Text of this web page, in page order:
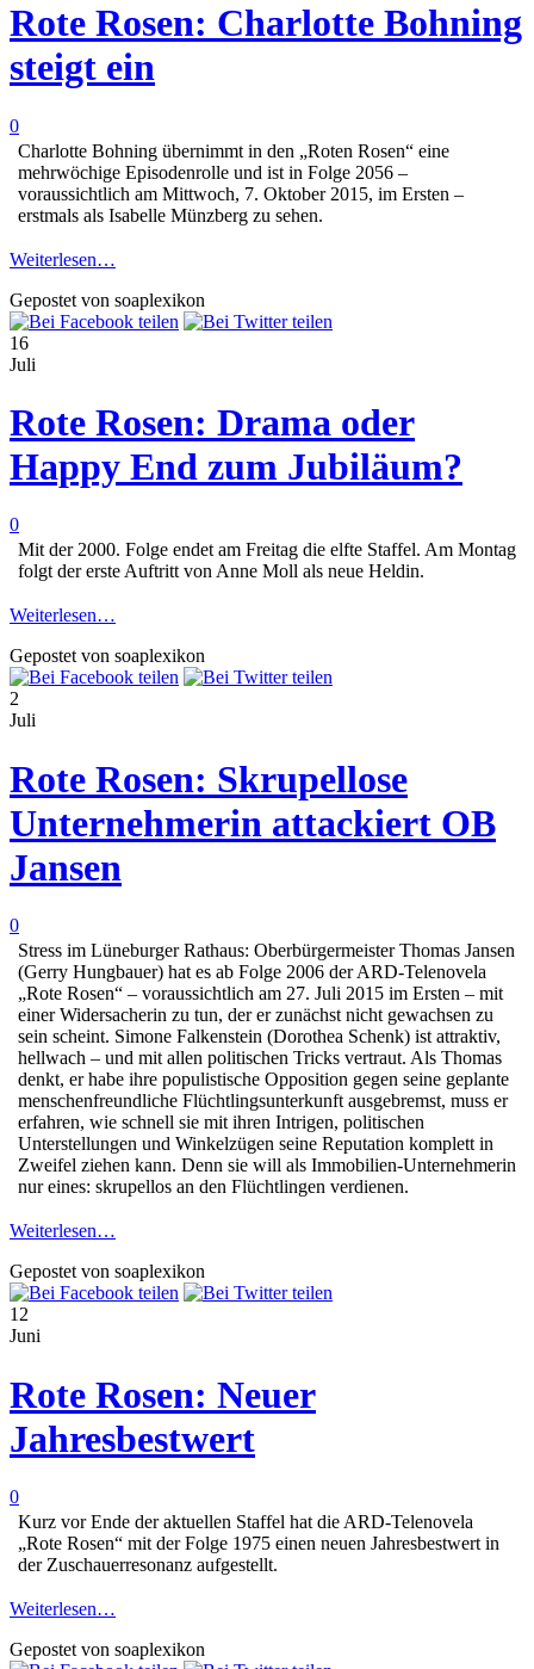
Rote Rosen: Charlotte Bohning
steigt ein
0
Charlotte Bohning übernimmt in den „Roten Rosen“ eine
mehrwöchige Episodenrolle und ist in Folge 2056 –
voraussichtlich am Mittwoch, 7. Oktober 2015, im Ersten –
erstmals als Isabelle Münzberg zu sehen.
Weiterlesen…
Gepostet von soaplexikon
16
Juli
Rote Rosen: Drama oder
Happy End zum Jubiläum?
0
Mit der 2000. Folge endet am Freitag die elfte Staffel. Am Montag
folgt der erste Auftritt von Anne Moll als neue Heldin.
Weiterlesen…
Gepostet von soaplexikon
2
Juli
Rote Rosen: Skrupellose
Unternehmerin attackiert OB
Jansen
0
Stress im Lüneburger Rathaus: Oberbürgermeister Thomas Jansen
(Gerry Hungbauer) hat es ab Folge 2006 der ARD-Telenovela
„Rote Rosen“ – voraussichtlich am 27. Juli 2015 im Ersten – mit
einer Widersacherin zu tun, der er zunächst nicht gewachsen zu
sein scheint. Simone Falkenstein (Dorothea Schenk) ist attraktiv,
hellwach – und mit allen politischen Tricks vertraut. Als Thomas
denkt, er habe ihre populistische Opposition gegen seine geplante
menschenfreundliche Flüchtlingsunterkunft ausgebremst, muss er
erfahren, wie schnell sie mit ihren Intrigen, politischen
Unterstellungen und Winkelzügen seine Reputation komplett in
Zweifel ziehen kann. Denn sie will als Immobilien-Unternehmerin
nur eines: skrupellos an den Flüchtlingen verdienen.
Weiterlesen…
Gepostet von soaplexikon
12
Juni
Rote Rosen: Neuer
Jahresbestwert
0
Kurz vor Ende der aktuellen Staffel hat die ARD-Telenovela
„Rote Rosen“ mit der Folge 1975 einen neuen Jahresbestwert in
der Zuschauerresonanz aufgestellt.
Weiterlesen…
Gepostet von soaplexikon